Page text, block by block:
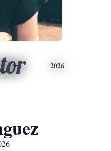
2026